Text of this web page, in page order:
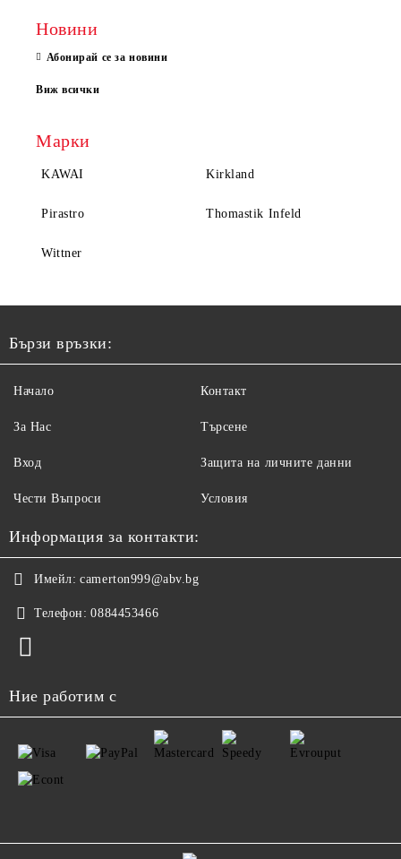
Новини
Абонирай се за новини
Виж всички
Марки
KAWAI Kirkland
Pirastro Thomastik Infeld
Wittner
Бързи връзки:
Начало
За Нас
Вход
Чести Въпроси
Контакт
Търсене
Защита на личните данни
Условия
Информация за контакти:
Имейл: camerton999@abv.bg
Телефон: 0884453466
Ние работим с